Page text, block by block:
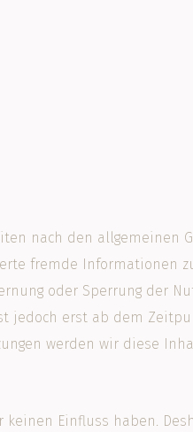
nach den allgemeinen
fremde Informationen
oder Sperrung der
jedoch erst ab dem
werden wir diese
Einfluss haben.